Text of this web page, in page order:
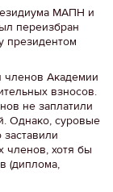
МАПН и
переизбран
президентом
членов Академии
взносов.
не заплатили
Однако, суровые
членов, хотя бы
(диплома,